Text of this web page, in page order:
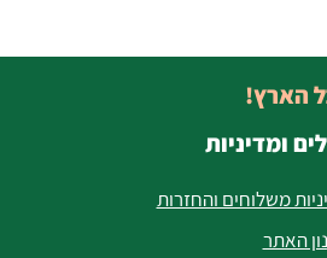
ומדיניות
משלוחים והחזרות
האתר
הארץ!